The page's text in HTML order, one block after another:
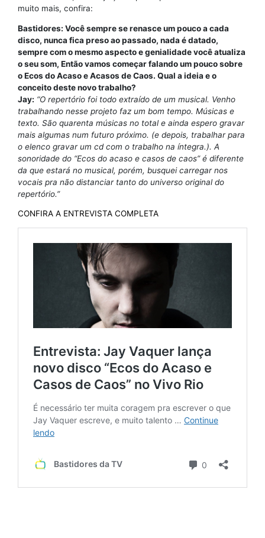
muito mais, confira:
Bastidores: Você sempre se renasce um pouco a cada
disco, nunca fica preso ao passado, nada é datado,
sempre com o mesmo aspecto e genialidade você atualiza
o seu som, Então vamos começar falando um pouco sobre
o Ecos do Acaso e Acasos de Caos. Qual a ideia e o
conceito deste novo trabalho?
Jay: “O repertório foi todo extraído de um musical. Venho
trabalhando nesse projeto faz um bom tempo. Músicas e
texto. São quarenta músicas no total e ainda espero gravar
mais algumas num futuro próximo. (e depois, trabalhar para
o elenco gravar um cd com o trabalho na íntegra.). A
sonoridade do “Ecos do acaso e casos de caos” é diferente
da que estará no musical, porém, busquei carregar nos
vocais pra não distanciar tanto do universo original do
repertório.”
CONFIRA A ENTREVISTA COMPLETA